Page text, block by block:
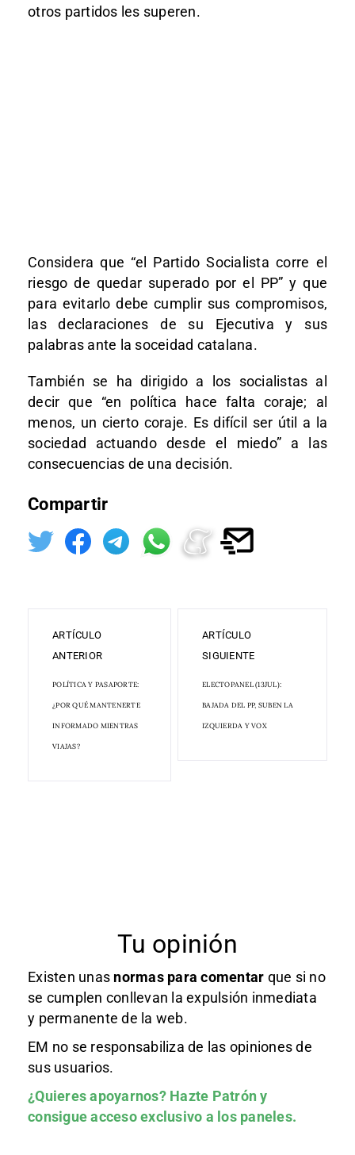
otros partidos les superen.
Considera que “el Partido Socialista corre el
riesgo de quedar superado por el PP” y que
para evitarlo debe cumplir sus compromisos,
las declaraciones de su Ejecutiva y sus
palabras ante la soceidad catalana.
También se ha dirigido a los socialistas al
decir que “en política hace falta coraje; al
menos, un cierto coraje. Es difícil ser útil a la
sociedad actuando desde el miedo” a las
consecuencias de una decisión.
Compartir
ARTÍCULO
ANTERIOR
POLÍTICA Y PASAPORTE:
¿POR QUÉ MANTENERTE
INFORMADO MIENTRAS
VIAJAS?
ARTÍCULO
SIGUIENTE
ELECTOPANEL (13JUL):
BAJADA DEL PP, SUBEN LA
IZQUIERDA Y VOX
Tu opinión
Existen unas normas para comentar que si no
se cumplen conllevan la expulsión inmediata
y permanente de la web.
EM no se responsabiliza de las opiniones de
sus usuarios.
¿Quieres apoyarnos? Hazte Patróny
consigue acceso exclusivo a los paneles.